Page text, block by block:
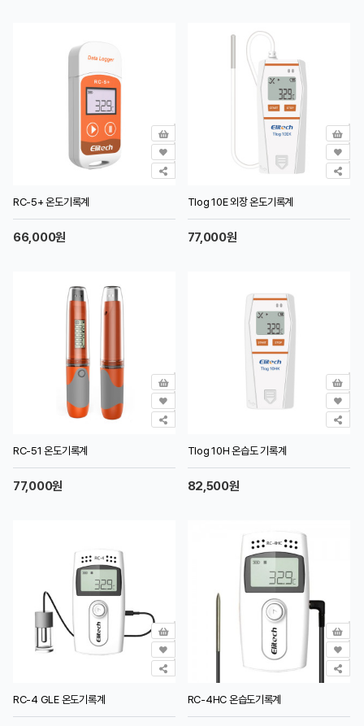
RC-5+ 온도기록계
66,000원
Tlog 10E 외장 온도기록계
77,000원
RC-51 온도기록계
77,000원
Tlog 10H 온습도 기록계
82,500원
RC-4 GLE 온도기록계 RC-4HC 온습도기록계